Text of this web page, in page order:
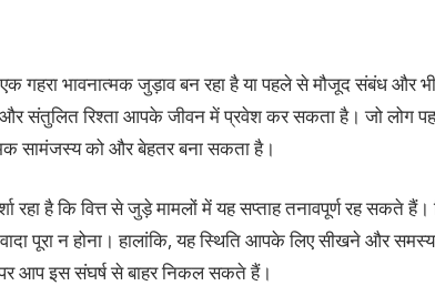
गहरा भावनात्मक जुड़ाव बन रहा है या पहले से मौजूद संबंध
संतुलित रिश्ता आपके जीवन में प्रवेश कर सकता है। जो लोग
सामंजस्य को और बेहतर बना सकता है।
है कि वित्त से जुड़े मामलों में यह सप्ताह तनावपूर्ण रह सकते हैं।
पूरा न होना। हालांकि, यह स्थिति आपके लिए सीखने और
आप इस संघर्ष से बाहर निकल सकते हैं।